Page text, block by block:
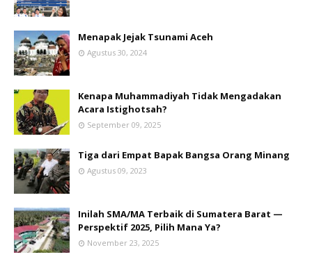
Menapak Jejak Tsunami Aceh
Agustus 30, 2024
Kenapa Muhammadiyah Tidak Mengadakan
Acara Istighotsah?
September 09, 2025
Tiga dari Empat Bapak Bangsa Orang Minang
Agustus 09, 2023
Inilah SMA/MA Terbaik di Sumatera Barat —
Perspektif 2025, Pilih Mana Ya?
November 23, 2025